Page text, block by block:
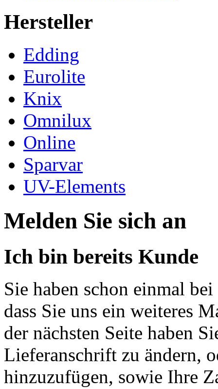
Hersteller
Edding
Eurolite
Knix
Omnilux
Online
Sparvar
UV-Elements
Melden Sie sich an
Ich bin bereits Kunde
Sie haben schon einmal
dass Sie uns ein weiteres
der nächsten Seite haben
Lieferanschrift zu ändern,
hinzuzufügen, sowie Ihre